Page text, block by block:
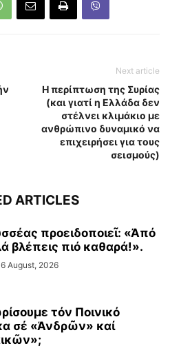
Next article
Η περίπτωση της Συρίας
(και γιατί η Ελλάδα δεν
στέλνει κλιμάκιο με
ανθρώπινο δυναμικό να
επιχειρήσει για τους
σεισμούς)
ARTICLES
προειδοποιεῖ: «Ἀπό
βλέπεις πιό καθαρά!».
6 August, 2026
τόν Ποινικό
σέ «Ἀνδρῶν» καί